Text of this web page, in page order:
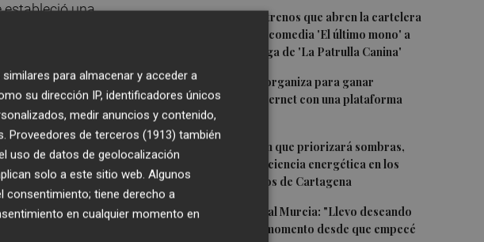
2 Estos son los estrenos que abren la cartelera
en agosto: de la comedia 'El último mono' a
una nueva entrega de 'La Patrulla Canina'
3Los Belones se organiza para ganar
visibilidad en internet con una plataforma
colaborativa
4
Luz verde al plan que priorizará sombras,
aislamiento y eficiencia energética en los
colegios públicos de Cartagena
5 Mounir, en el Real Murcia: "Llevo deseando
que llegue este momento desde que empecé
estableció una
mirarle, para
ambos tocaban
MacKenzie se
una disputa en
alemanes con
así definían su
- y los prejuicios
de “Boys keep
Bowie. Es un detalle
se dio a conocer
para almacenar y acceder a
su dirección IP, identificadores únicos
medir anuncios y contenido,
Proveedores de terceros (1913) también
uso de datos de geolocalización
solo a este sitio web. Algunos
consentimiento; tiene derecho a
en cualquier momento en